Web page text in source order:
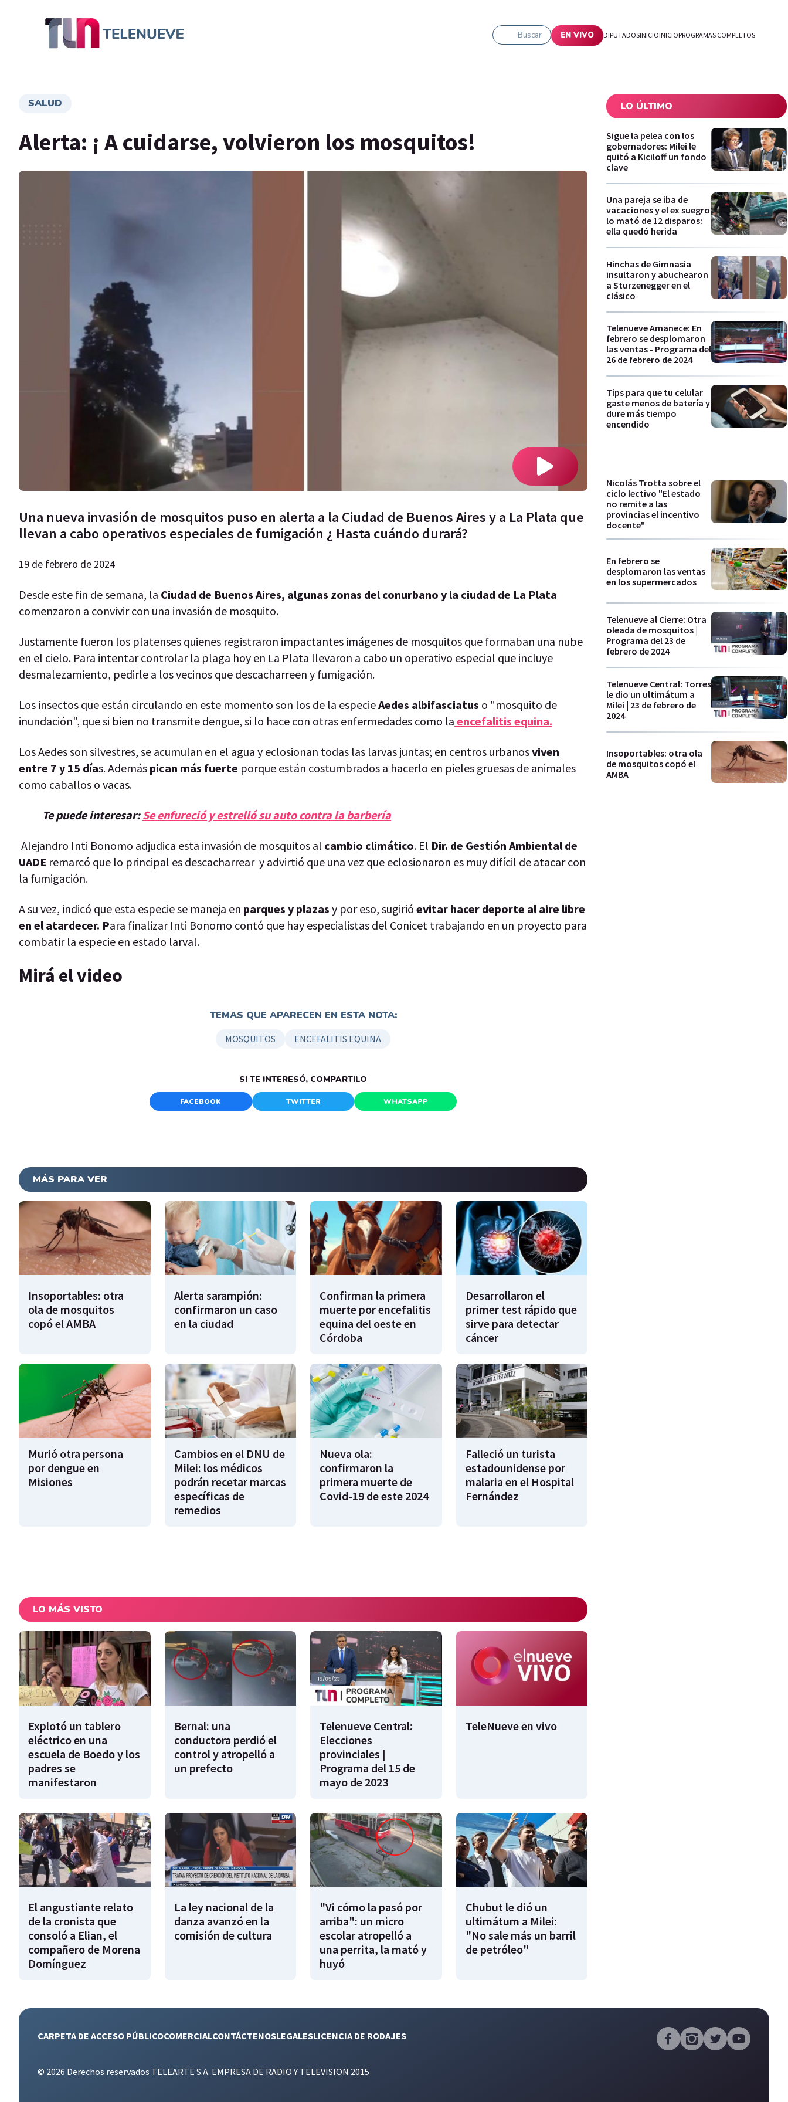
Buscar EN VIVO DIPUTADOSINICIOINICIOPROGRAMAS COMPLETOS
SALUD
Alerta: ¡ A cuidarse, volvieron los mosquitos!
Una nueva invasión de mosquitos puso en alerta a la Ciudad de Buenos Aires y a La Plata que
llevan a cabo operativos especiales de fumigación ¿ Hasta cuándo durará?
19 de febrero de 2024
Desde este fin de semana, la Ciudad de Buenos Aires, algunas zonas del conurbano y la ciudad de La Plata
comenzaron a convivir con una invasión de mosquito.
Justamente fueron los platenses quienes registraron impactantes imágenes de mosquitos que formaban una nube
en el cielo. Para intentar controlar la plaga hoy en La Plata llevaron a cabo un operativo especial que incluye
desmalezamiento, pedirle a los vecinos que descacharreen y fumigación.
Los insectos que están circulando en este momento son los de la especieAedes albifasciatus o "mosquito de
inundación", que si bien no transmite dengue, si lo hace con otras enfermedades como la encefalitis equina.
Los Aedes son silvestres, se acumulan en el agua y eclosionan todas las larvas juntas; en centros urbanosviven
entre 7 y 15 días. Además pican más fuerte porque están costumbrados a hacerlo en pieles gruesas de animales
como caballos o vacas.
Te puede interesar:Se enfureció y estrelló su auto contra la barbería
Alejandro Inti Bonomo adjudica esta invasión de mosquitos al cambio climático. El Dir. de Gestión Ambiental de
UADE remarcó que lo principal es descacharrear y advirtió que una vez que eclosionaron es muy difícil de atacar con
la fumigación.
A su vez, indicó que esta especie se maneja en parques y plazas y por eso, sugirió evitar hacer deporte al aire libre
en el atardecer. Para finalizar Inti Bonomo contó que hay especialistas del Conicet trabajando en un proyecto para
combatir la especie en estado larval.
Mirá el video
TEMAS QUE APARECEN EN ESTA NOTA:
MOSQUITOS ENCEFALITIS EQUINA
SI TE INTERESÓ, COMPARTILO
FACEBOOK TWITTER WHATSAPP
MÁS PARA VER
Insoportables: otra
ola de mosquitos
copó el AMBA
Alerta sarampión:
confirmaron un caso
en la ciudad
Confirman la primera
muerte por encefalitis
equina del oeste en
Córdoba
Desarrollaron el
primer test rápido que
sirve para detectar
cáncer
Murió otra persona
por dengue en
Misiones
Cambios en el DNU de
Milei: los médicos
podrán recetar marcas
específicas de
remedios
Nueva ola:
confirmaron la
primera muerte de
Covid-19 de este 2024
Falleció un turista
estadounidense por
malaria en el Hospital
Fernández
LO MÁS VISTO
Explotó un tablero
eléctrico en una
escuela de Boedo y los
padres se
manifestaron
Bernal: una
conductora perdió el
control y atropelló a
un prefecto
Telenueve Central:
Elecciones
provinciales |
Programa del 15 de
mayo de 2023
TeleNueve en vivo
El angustiante relato
de la cronista que
consoló a Elian, el
compañero de Morena
Domínguez
La ley nacional de la
danza avanzó en la
comisión de cultura
"Vi cómo la pasó por
arriba": un micro
escolar atropelló a
una perrita, la mató y
huyó
Chubut le dió un
ultimátum a Milei:
"No sale más un barril
de petróleo"
LO ÚLTIMO
Sigue la pelea con los
gobernadores: Milei le
quitó a Kiciloff un fondo
clave
Una pareja se iba de
vacaciones y el ex suegro
lo mató de 12 disparos:
ella quedó herida
Hinchas de Gimnasia
insultaron y abuchearon
a Sturzenegger en el
clásico
Telenueve Amanece: En
febrero se desplomaron
las ventas - Programa del
26 de febrero de 2024
Tips para que tu celular
gaste menos de batería y
dure más tiempo
encendido
Nicolás Trotta sobre el
ciclo lectivo "El estado
no remite a las
provincias el incentivo
docente"
En febrero se
desplomaron las ventas
en los supermercados
Telenueve al Cierre: Otra
oleada de mosquitos |
Programa del 23 de
febrero de 2024
Telenueve Central: Torres
le dio un ultimátum a
Milei | 23 de febrero de
2024
Insoportables: otra ola
de mosquitos copó el
AMBA
CARPETA DE ACCESO PÚBLICOCOMERCIALCONTÁCTENOSLEGALESLICENCIA DE RODAJES
© 2026 Derechos reservados TELEARTE S.A. EMPRESA DE RADIO Y TELEVISION 2015